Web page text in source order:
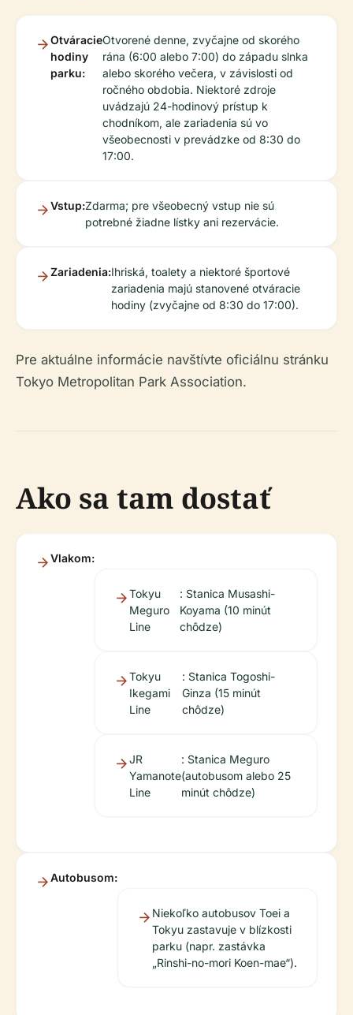
Otváracie
hodiny
parku:
Otvorené denne, zvyčajne od skorého
rána (6:00 alebo 7:00) do západu slnka
alebo skorého večera, v závislosti od
ročného obdobia. Niektoré zdroje
uvádzajú 24-hodinový prístup k
chodníkom, ale zariadenia sú vo
všeobecnosti v prevádzke od 8:30 do
17:00.
Vstup:Zdarma; pre všeobecný vstup nie sú
potrebné žiadne lístky ani rezervácie.
Zariadenia:Ihriská, toalety a niektoré športové
zariadenia majú stanovené otváracie
hodiny (zvyčajne od 8:30 do 17:00).
Pre aktuálne informácie navštívte oficiálnu stránku
Tokyo Metropolitan Park Association.
Ako sa tam dostať
Vlakom:
Tokyu
Meguro
Line
: Stanica Musashi-
Koyama (10 minút
chôdze)
Tokyu
Ikegami
Line
: Stanica Togoshi-
Ginza (15 minút
chôdze)
JR
Yamanote
Line
: Stanica Meguro
(autobusom alebo 25
minút chôdze)
Autobusom:
Niekoľko autobusov Toei a
Tokyu zastavuje v blízkosti
parku (napr. zastávka
„Rinshi-no-mori Koen-mae“).